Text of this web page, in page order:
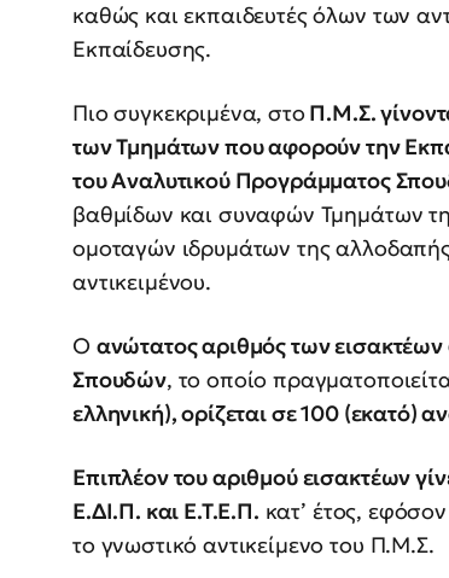
καθώς και εκπαιδευτές όλων των
Εκπαίδευσης.
Πιο συγκεκριμένα, στο Π.Μ.Σ.
των Τμημάτων που αφορούν την
του Αναλυτικού Προγράμματος
βαθμίδων και συναφών Τμημάτων
ομοταγών ιδρυμάτων της
αντικειμένου.
Ο ανώτατος αριθμός των
Σπουδών, το οποίο
ελληνική), ορίζεται σε 100 (εκατό)
Επιπλέον του αριθμού εισακτέων
Ε.ΔΙ.Π. και Ε.Τ.Ε.Π. κατ’ έτος,
το γνωστικό αντικείμενο του Π.Μ.Σ.